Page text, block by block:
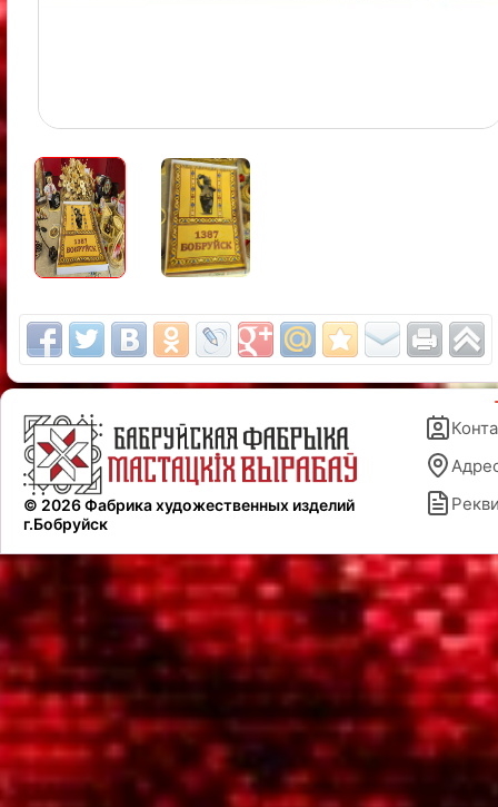
© 2026 Фабрика художественных изделий
г.Бобруйск